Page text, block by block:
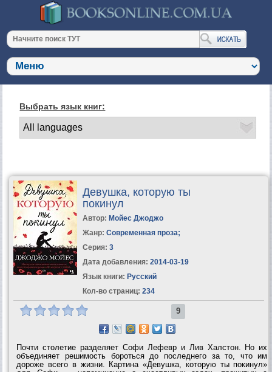
Выбрать язык книг:
Девушка, которую ты
покинул
Автор: Мойес Джоджо
Жанр: Современная проза;
Серия: 3
Дата добавления: 2014-03-19
Язык книги: Русский
Кол-во страниц: 234
9
Почти столетие разделяет Софи Лефевр и Лив Халстон. Но их
объединяет решимость бороться до последнего за то, что им
дороже всего в жизни. Картина «Девушка, которую ты покинул»